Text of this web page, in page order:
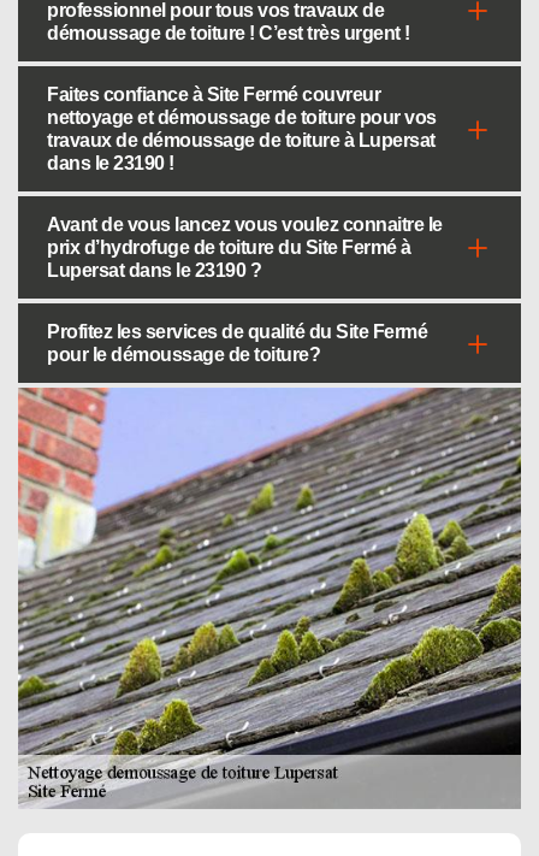
professionnel pour tous vos travaux de
démoussage de toiture ! C’est très urgent !
Faites confiance à Site Fermé couvreur
nettoyage et démoussage de toiture pour vos
travaux de démoussage de toiture à Lupersat
dans le 23190 !
Avant de vous lancez vous voulez connaitre le
prix d’hydrofuge de toiture du Site Fermé à
Lupersat dans le 23190 ?
Profitez les services de qualité du Site Fermé
pour le démoussage de toiture?